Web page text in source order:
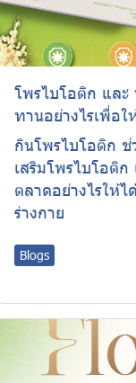
โพรไบโอติก และ
ทานอย่างไรเพื่อ
กินโพรไบโอติก ช่
เสริมโพรไบโอติ
ตลาดอย่างไรให้
ร่างกาย
Blogs